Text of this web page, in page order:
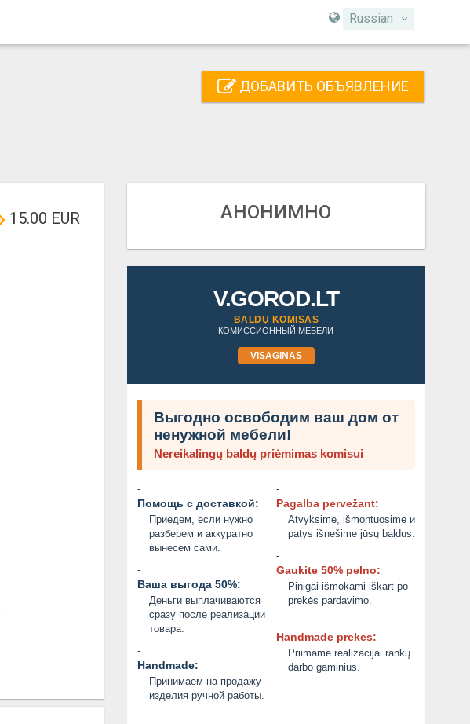
Russian
ДОБАВИТЬ ОБЪЯВЛЕНИЕ
15.00 EUR АНОНИМНО
V.GOROD.LT
BALDŲ KOMISAS
КОМИССИОННЫЙ МЕБЕЛИ
VISAGINAS
Выгодно освободим ваш дом от
ненужной мебели!
Nereikalingų baldų priėmimas komisui
-
Помощь с доставкой:
Приедем, если нужно
разберем и аккуратно
вынесем сами.
-
Ваша выгода 50%:
Деньги выплачиваются
сразу после реализации
товара.
-
Handmade:
Принимаем на продажу
изделия ручной работы.
-
Pagalba pervežant:
Atvyksime, išmontuosime и
patys išnešime jūsų baldus.
-
Gaukite 50% pelno:
Pinigai išmokami iškart po
prekės pardavimo.
-
Handmade prekes:
Priimame realizacijai rankų
darbo gaminius.